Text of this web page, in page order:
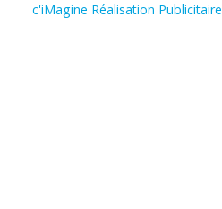
c'iMagine Réalisation Publicitaire